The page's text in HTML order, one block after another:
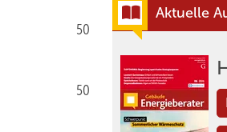
50
50
Aktuelle